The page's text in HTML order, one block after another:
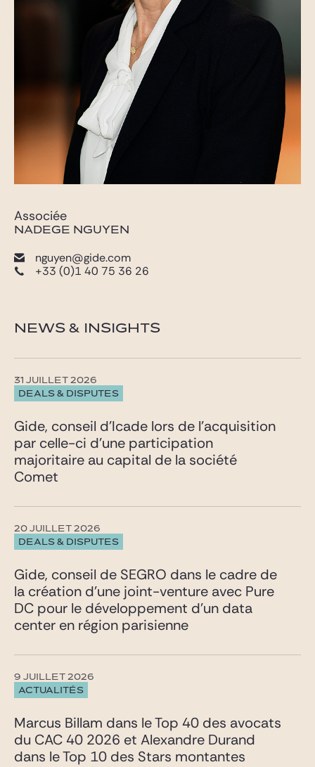
Associée
NADEGE NGUYEN
nguyen@gide.com
+33 (0)1 40 75 36 26
NEWS & INSIGHTS
DEALS & DISPUTES
31 JUILLET 2026
Gide, conseil d’Icade lors de l’acquisition
par celle-ci d’une participation
majoritaire au capital de la société
Comet
DEALS & DISPUTES
20 JUILLET 2026
Gide, conseil de SEGRO dans le cadre de
la création d’une joint-venture avec Pure
DC pour le développement d’un data
center en région parisienne
ACTUALITÉS
9 JUILLET 2026
Marcus Billam dans le Top 40 des avocats
du CAC 40 2026 et Alexandre Durand
dans le Top 10 des Stars montantes